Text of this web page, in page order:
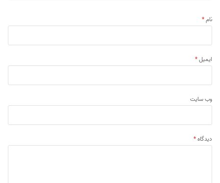
نام*
ایمیل*
وب‌ سایت
دیدگاه*